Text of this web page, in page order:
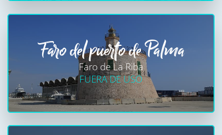
Faro del puerto de Palma
Faro de La Riba
FUERA DE USO